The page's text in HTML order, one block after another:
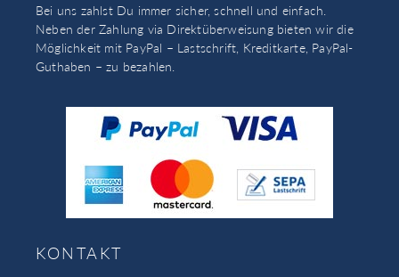
Bei uns zahlst Du immer sicher, schnell und einfach.
Neben der Zahlung via Direktüberweisung bieten wir die
Möglichkeit mit PayPal – Lastschrift, Kreditkarte, PayPal-
Guthaben – zu bezahlen.
KONTAKT